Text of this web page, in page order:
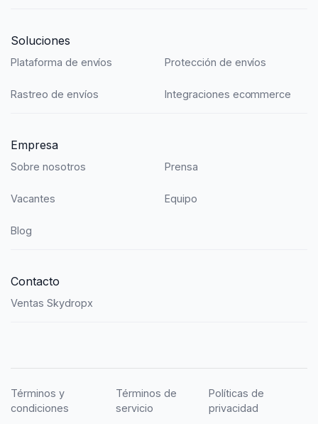
Soluciones
Plataforma de envíos Protección de envíos
Rastreo de envíos Integraciones ecommerce
Empresa
Sobre nosotros Prensa
Vacantes Equipo
Blog
Contacto
Ventas Skydropx
Términos y
condiciones
Términos de
servicio
Políticas de
privacidad